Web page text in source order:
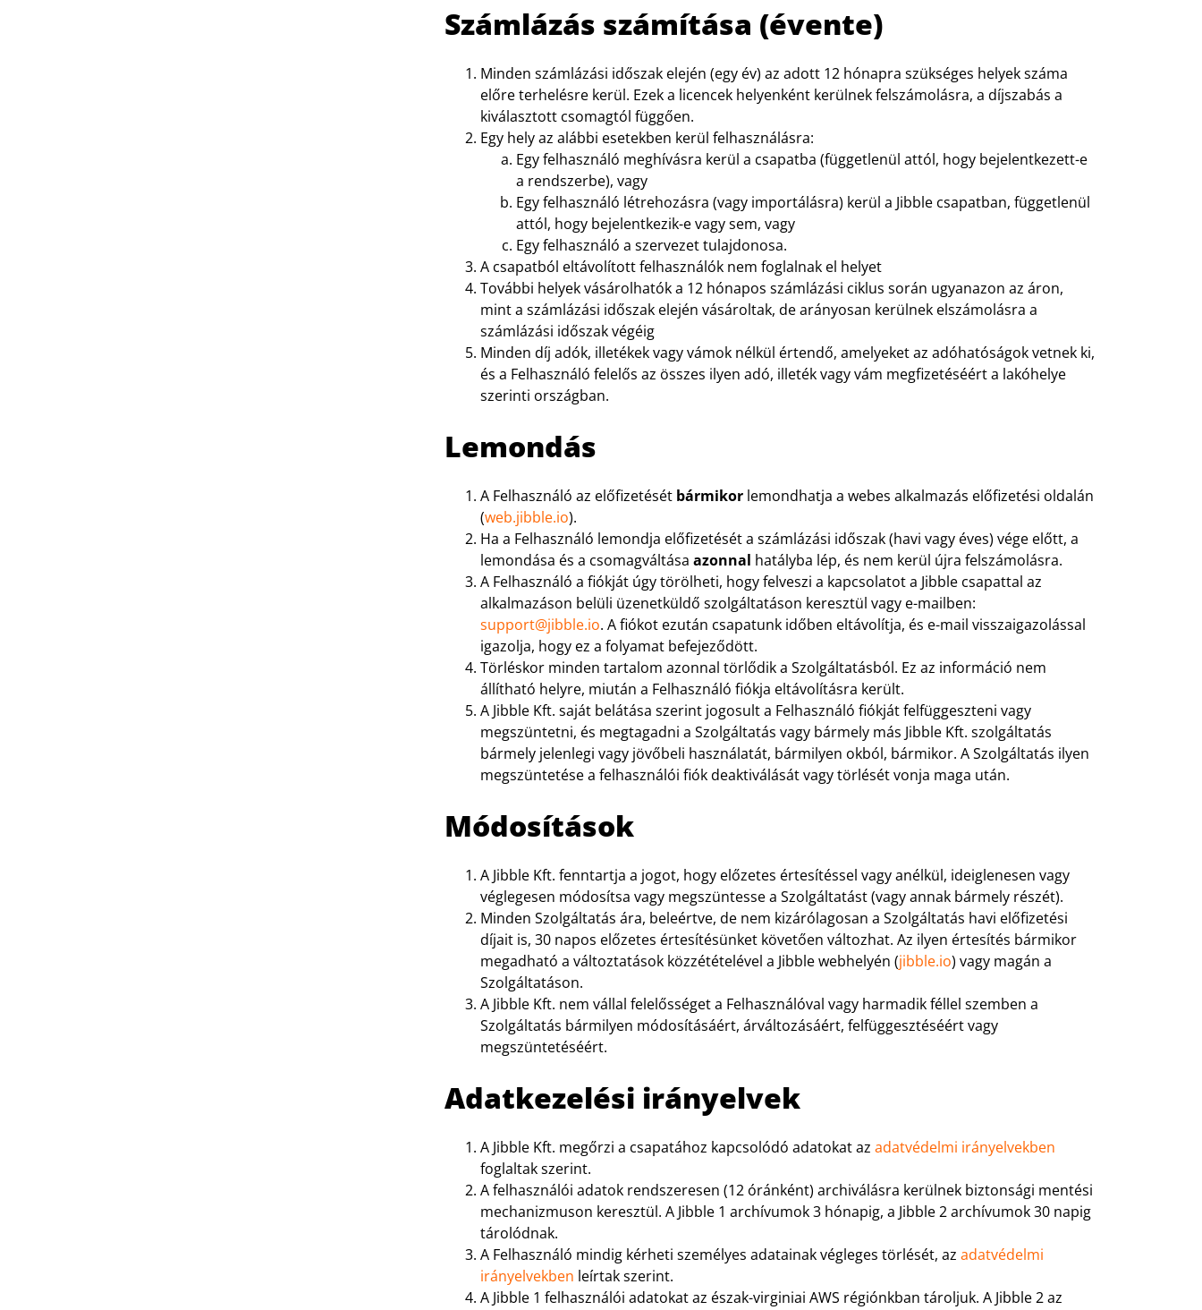
Számlázás számítása (évente)
Minden számlázási időszak elején (egy év) az adott 12 hónapra szükséges helyek száma
előre terhelésre kerül. Ezek a licencek helyenként kerülnek felszámolásra, a díjszabás a
kiválasztott csomagtól függően.
Egy hely az alábbi esetekben kerül felhasználásra:
Egy felhasználó meghívásra kerül a csapatba (függetlenül attól, hogy bejelentkezett-e
a rendszerbe), vagy
Egy felhasználó létrehozásra (vagy importálásra) kerül a Jibble csapatban, függetlenül
attól, hogy bejelentkezik-e vagy sem, vagy
Egy felhasználó a szervezet tulajdonosa.
A csapatból eltávolított felhasználók nem foglalnak el helyet
További helyek vásárolhatók a 12 hónapos számlázási ciklus során ugyanazon az áron,
mint a számlázási időszak elején vásároltak, de arányosan kerülnek elszámolásra a
számlázási időszak végéig
Minden díj adók, illetékek vagy vámok nélkül értendő, amelyeket az adóhatóságok vetnek ki,
és a Felhasználó felelős az összes ilyen adó, illeték vagy vám megfizetéséért a lakóhelye
szerinti országban.
Lemondás
A Felhasználó az előfizetését bármikorlemondhatja a webes alkalmazás előfizetési oldalán
(web.jibble.io).
Ha a Felhasználó lemondja előfizetését a számlázási időszak (havi vagy éves) vége előtt, a
lemondása és a csomagváltása azonnal hatályba lép, és nem kerül újra felszámolásra.
A Felhasználó a fiókját úgy törölheti, hogy felveszi a kapcsolatot a Jibble csapattal az
alkalmazáson belüli üzenetküldő szolgáltatáson keresztül vagy e-mailben:
support@jibble.io. A fiókot ezután csapatunk időben eltávolítja, és e-mail visszaigazolással
igazolja, hogy ez a folyamat befejeződött.
Törléskor minden tartalom azonnal törlődik a Szolgáltatásból. Ez az információ nem
állítható helyre, miután a Felhasználó fiókja eltávolításra került.
A Jibble Kft. saját belátása szerint jogosult a Felhasználó fiókját felfüggeszteni vagy
megszüntetni, és megtagadni a Szolgáltatás vagy bármely más Jibble Kft. szolgáltatás
bármely jelenlegi vagy jövőbeli használatát, bármilyen okból, bármikor. A Szolgáltatás ilyen
megszüntetése a felhasználói fiók deaktiválását vagy törlését vonja maga után.
Módosítások
A Jibble Kft. fenntartja a jogot, hogy előzetes értesítéssel vagy anélkül, ideiglenesen vagy
véglegesen módosítsa vagy megszüntesse a Szolgáltatást (vagy annak bármely részét).
Minden Szolgáltatás ára, beleértve, de nem kizárólagosan a Szolgáltatás havi előfizetési
díjait is, 30 napos előzetes értesítésünket követően változhat. Az ilyen értesítés bármikor
megadható a változtatások közzétételével a Jibble webhelyén (jibble.io) vagy magán a
Szolgáltatáson.
A Jibble Kft. nem vállal felelősséget a Felhasználóval vagy harmadik féllel szemben a
Szolgáltatás bármilyen módosításáért, árváltozásáért, felfüggesztéséért vagy
megszüntetéséért.
Adatkezelési irányelvek
A Jibble Kft. megőrzi a csapatához kapcsolódó adatokat az adatvédelmi irányelvekben
foglaltak szerint.
A felhasználói adatok rendszeresen (12 óránként) archiválásra kerülnek biztonsági mentési
mechanizmuson keresztül. A Jibble 1 archívumok 3 hónapig, a Jibble 2 archívumok 30 napig
tárolódnak.
A Felhasználó mindig kérheti személyes adatainak végleges törlését, az adatvédelmi
irányelvekben leírtak szerint.
A Jibble 1 felhasználói adatokat az észak-virginiai AWS régiónkban tároljuk. A Jibble 2 az